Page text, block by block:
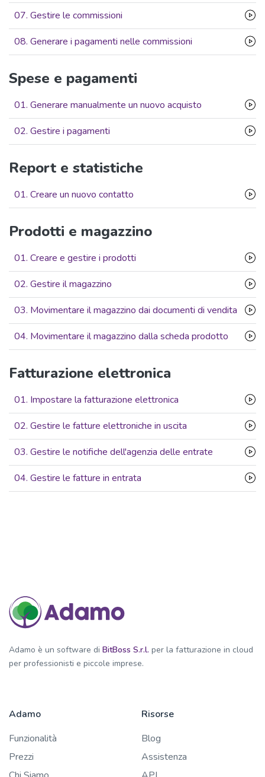
07. Gestire le commissioni
08. Generare i pagamenti nelle commissioni
Spese e pagamenti
01. Generare manualmente un nuovo acquisto
02. Gestire i pagamenti
Report e statistiche
01. Creare un nuovo contatto
Prodotti e magazzino
01. Creare e gestire i prodotti
02. Gestire il magazzino
03. Movimentare il magazzino dai documenti di vendita
04. Movimentare il magazzino dalla scheda prodotto
Fatturazione elettronica
01. Impostare la fatturazione elettronica
02. Gestire le fatture elettroniche in uscita
03. Gestire le notifiche dell'agenzia delle entrate
04. Gestire le fatture in entrata
Adamo è un software di BitBoss S.r.l. per la fatturazione in cloud
per professionisti e piccole imprese.
Adamo
Funzionalità
Prezzi
Risorse
Blog
Assistenza